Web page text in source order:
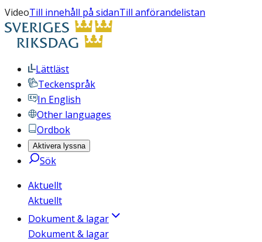
VideoTill innehåll på sidanTill anförandelistan
Lättläst
Teckenspråk
In English
Other languages
Ordbok
Aktivera lyssna
Sök
Aktuellt
Aktuellt
Dokument & lagar
Dokument & lagar